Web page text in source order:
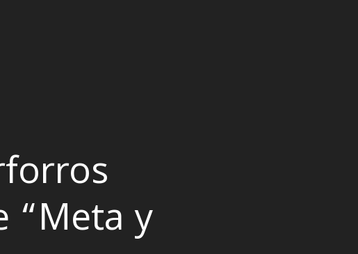
“Meta y